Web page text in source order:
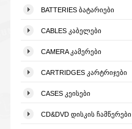
BATTERIES ᲑᲐᲢᲐᲠᲘᲔᲑᲘ
CABLES ᲙᲐᲑᲔᲚᲔᲑᲘ
CAMERA ᲙᲐᲛᲔᲠᲔᲑᲘ
CARTRIDGES ᲙᲐᲠᲢᲠᲘᲯᲔᲑᲘ
CASES ᲙᲔᲘᲡᲔᲑᲘ
CD&DVD ᲓᲘᲡᲙᲘᲡ ᲩᲐᲛᲬᲔᲠᲔᲑᲘ